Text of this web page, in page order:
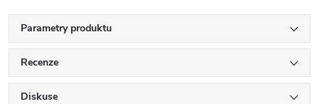
Parametry produktu
Recenze
Diskuse